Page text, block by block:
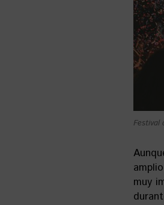
Festival
muy